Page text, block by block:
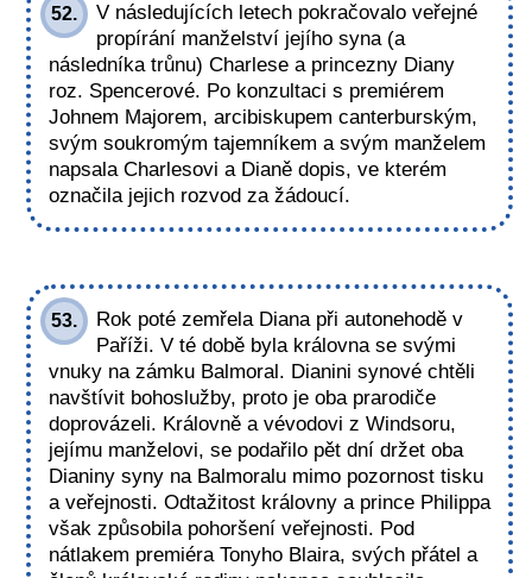
52.
V následujících letech pokračovalo veřejné
propírání manželství jejího syna (a
následníka trůnu) Charlese a princezny Diany
roz. Spencerové. Po konzultaci s premiérem
Johnem Majorem, arcibiskupem canterburským,
svým soukromým tajemníkem a svým manželem
napsala Charlesovi a Dianě dopis, ve kterém
označila jejich rozvod za žádoucí.
53.
Rok poté zemřela Diana při autonehodě v
Paříži. V té době byla královna se svými
vnuky na zámku Balmoral. Dianini synové chtěli
navštívit bohoslužby, proto je oba prarodiče
doprovázeli. Královně a vévodovi z Windsoru,
jejímu manželovi, se podařilo pět dní držet oba
Dianiny syny na Balmoralu mimo pozornost tisku
a veřejnosti. Odtažitost královny a prince Philippa
však způsobila pohoršení veřejnosti. Pod
nátlakem premiéra Tonyho Blaira, svých přátel a